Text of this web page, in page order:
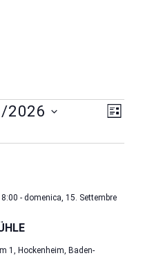
Lista
2026
- domenica, 15. Settembre
1, Hockenheim, Baden-